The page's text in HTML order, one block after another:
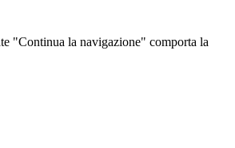
"Continua la navigazione" comporta la